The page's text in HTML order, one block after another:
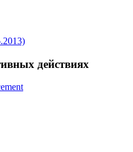
действиях